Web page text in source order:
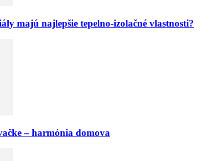
majú najlepšie tepelno-izolačné vlastnosti?
– harmónia domova